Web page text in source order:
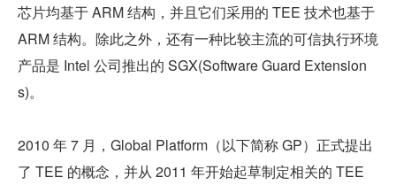
芯片均基于 ARM 结构，并且它们采用的 TEE 技术也基于
ARM 结构。除此之外，还有一种比较主流的可信执行环境
产品是 Intel 公司推出的 SGX(Software Guard Extension
s)。
2010 年 7 月，Global Platform（以下简称 GP）正式提出
了 TEE 的概念，并从 2011 年开始起草制定相关的 TEE